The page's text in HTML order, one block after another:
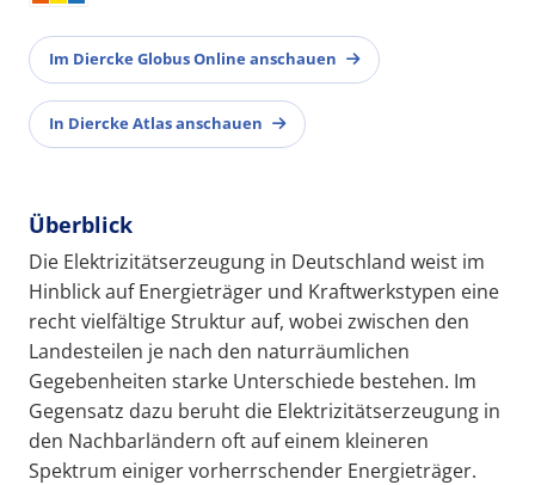
Im Diercke Globus Online anschauen
In Diercke Atlas anschauen
Überblick
Die Elektrizitätserzeugung in Deutschland weist im
Hinblick auf Energieträger und Kraftwerkstypen eine
recht vielfältige Struktur auf, wobei zwischen den
Landesteilen je nach den naturräumlichen
Gegebenheiten starke Unterschiede bestehen. Im
Gegensatz dazu beruht die Elektrizitätserzeugung in
den Nachbarländern oft auf einem kleineren
Spektrum einiger vorherrschender Energieträger.